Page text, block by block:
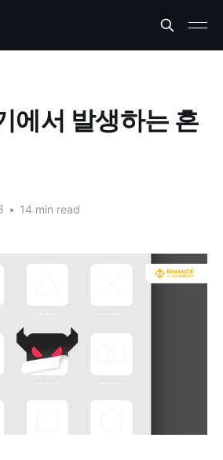
에서 발생하는 흔
• 14 min read